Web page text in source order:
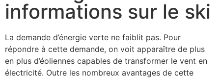
informations sur le ski
La demande d’énergie verte ne faiblit pas. Pour
répondre à cette demande, on voit apparaître de plus
en plus d’éoliennes capables de transformer le vent en
électricité. Outre les nombreux avantages de cette